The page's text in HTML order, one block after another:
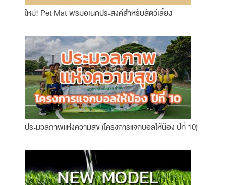
ใหม่! Pet Mat พรมอเนกประสงค์สำหรับสัตว์เลี้ยง
ประมวลภาพแห่งความสุข (โครงการแจกบอลให้น้อง ปีที่ 10)